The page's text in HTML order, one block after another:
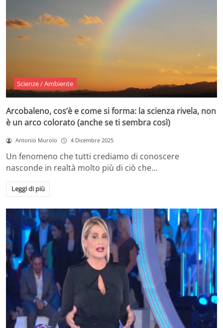
Scienze / Ambiente
Arcobaleno, cos’è e come si forma: la scienza rivela, non
è un arco colorato (anche se ti sembra così)
Antonio Murolo 4 Dicembre 2025
Un fenomeno che tutti crediamo di conoscere
nasconde in realtà molto più di ciò che…
Leggi di più